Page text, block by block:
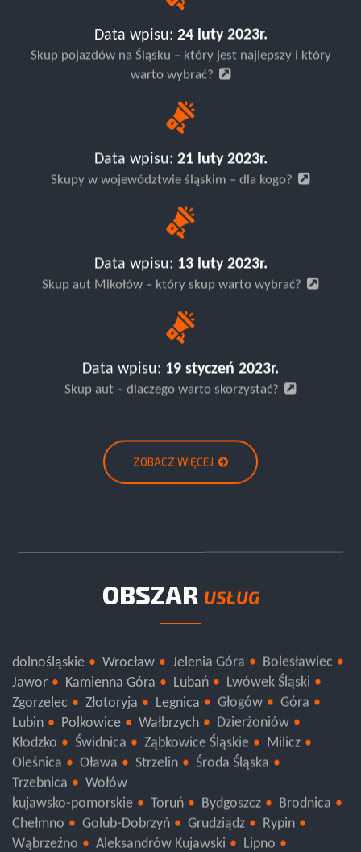
Data wpisu: 24 luty 2023r.
Skup pojazdów na Śląsku – który jest najlepszy i który
warto wybrać?
Data wpisu: 21 luty 2023r.
Skupy w województwie śląskim – dla kogo?
Data wpisu: 13 luty 2023r.
Skup aut Mikołów – który skup warto wybrać?
Data wpisu: 19 styczeń 2023r.
Skup aut – dlaczego warto skorzystać?
ZOBACZ WIĘCEJ
OBSZAR USŁUG
dolnośląskie Wrocław Jelenia Góra
Bolesławiec
Jawor
Kamienna Góra Lubań
Lwówek Śląski
Zgorzelec
Złotoryja Legnica Głogów
Góra
Lubin
Polkowice Wałbrzych
Dzierżoniów
Kłodzko
Świdnica Ząbkowice Śląskie
Milicz
Oleśnica
Oława Strzelin
Środa Śląska
Trzebnica
Wołów
kujawsko-pomorskie
Toruń Bydgoszcz
Brodnica
Chełmno
Golub-Dobrzyń Grudziądz
Rypin
Wąbrzeźno
Aleksandrów Kujawski Lipno